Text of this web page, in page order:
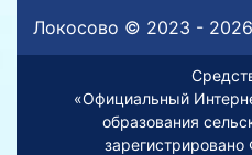
Локосово © 2023 - 2026
«Официальный
образования